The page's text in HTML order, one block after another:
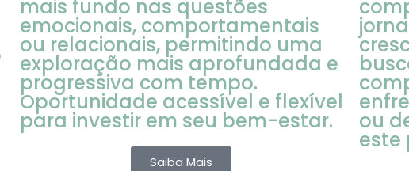
mais fundo nas questões
emocionais, comportamentais
ou relacionais, permitindo uma
exploração mais aprofundada e
progressiva com tempo.
Oportunidade acessível e flexível
para investir em seu bem-estar.
Saiba Mais
ou
este